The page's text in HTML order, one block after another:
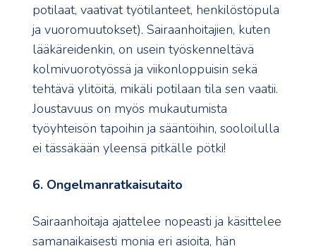
potilaat, vaativat työtilanteet, henkilöstöpula
ja vuoromuutokset). Sairaanhoitajien, kuten
lääkäreidenkin, on usein työskenneltävä
kolmivuorotyössä ja viikonloppuisin sekä
tehtävä ylitöitä, mikäli potilaan tila sen vaatii.
Joustavuus on myös mukautumista
työyhteisön tapoihin ja sääntöihin, sooloilulla
ei tässäkään yleensä pitkälle pötki!
6. Ongelmanratkaisutaito
Sairaanhoitaja ajattelee nopeasti ja käsittelee
samanaikaisesti monia eri asioita, hän